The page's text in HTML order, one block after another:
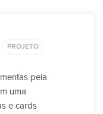
PROJETO
pela
uma
e cards